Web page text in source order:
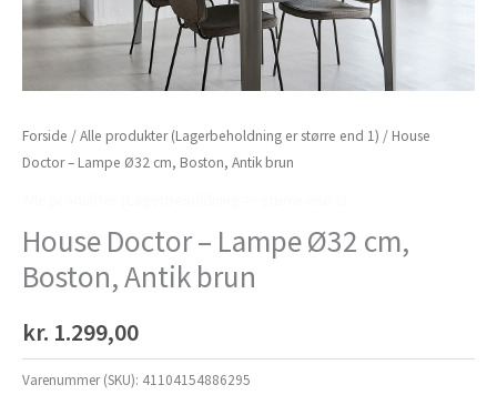
Forside /Alle produkter (Lagerbeholdning er større end 1) / House
Doctor – Lampe Ø32 cm, Boston, Antik brun
House Doctor – Lampe Ø32 cm,
Boston, Antik brun
kr. 1.299,00
Varenummer (SKU): 41104154886295